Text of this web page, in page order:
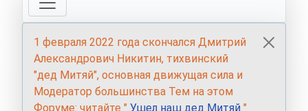
1 февраля 2022 года скончался Дмитрий
Александрович Никитин, тихвинский
"дед Митяй", основная движущая сила и
Модератор большинства Тем на этом
Форуме: читайте " Ушел наш дед Митяй "